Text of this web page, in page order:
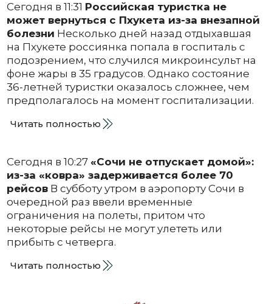
Сегодня в 11:31 Российская туристка не
может вернуться с Пхукета из-за внезапной
болезни Несколько дней назад отдыхавшая
на Пхукете россиянка попала в госпиталь с
подозрением, что случился микроинсульт на
фоне жары в 35 градусов. Однако состояние
36-летней туристки оказалось сложнее, чем
предполагалось на момент госпитализации.
Читать полностью
Сегодня в 10:27 «Сочи не отпускает домой»:
из-за «ковра» задерживается более 70
рейсовВ субботу утром в аэропорту Сочи в
очередной раз ввели временные
ограничения на полеты, притом что
некоторые рейсы не могут улететь или
прибыть с четверга.
Читать полностью